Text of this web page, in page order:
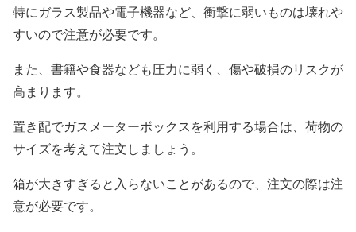
特にガラス製品や電子機器など、衝撃に弱いものは壊れや
すいので注意が必要です。
また、書籍や食器なども圧力に弱く、傷や破損のリスクが
高まります。
置き配でガスメーターボックスを利用する場合は、荷物の
サイズを考えて注文しましょう。
箱が大きすぎると入らないことがあるので、注文の際は注
意が必要です。